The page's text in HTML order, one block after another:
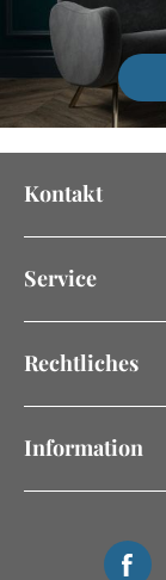
Kontakt
Service
Rechtliches
Information